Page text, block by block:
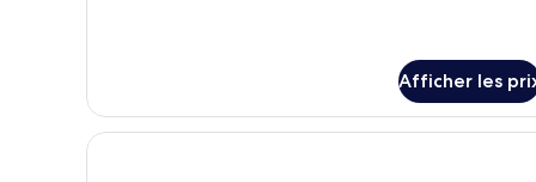
Afficher les